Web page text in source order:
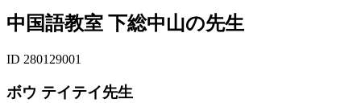
中国語教室 下総中山の先生
ID 280129001
ボウ テイテイ先生